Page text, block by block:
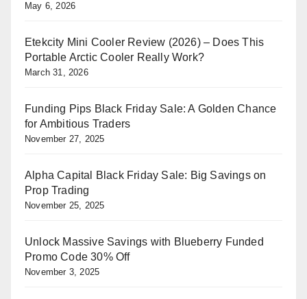
May 6, 2026
Etekcity Mini Cooler Review (2026) – Does This
Portable Arctic Cooler Really Work?
March 31, 2026
Funding Pips Black Friday Sale: A Golden Chance
for Ambitious Traders
November 27, 2025
Alpha Capital Black Friday Sale: Big Savings on
Prop Trading
November 25, 2025
Unlock Massive Savings with Blueberry Funded
Promo Code 30% Off
November 3, 2025